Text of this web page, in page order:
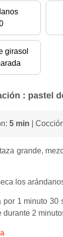
girasol
: pastel
5 min |
grande,
los
por 1 minuto 30
durante 2